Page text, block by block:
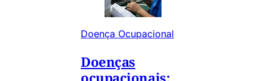
Doença Ocupacional
Doenças
ocupacionais: